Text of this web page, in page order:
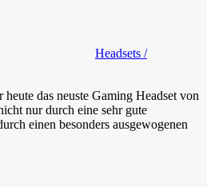
Headsets /
das neuste Gaming Headset von
nur durch eine sehr gute
einen besonders ausgewogenen